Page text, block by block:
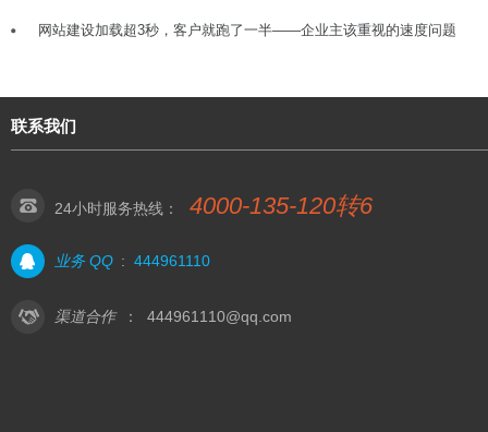
网站建设加载超3秒，客户就跑了一半——企业主该重视的速度问题
联系我们
24小时服务热线： 4000-135-120转6
业务 QQ : 444961110
渠道合作 ： 444961110@qq.com